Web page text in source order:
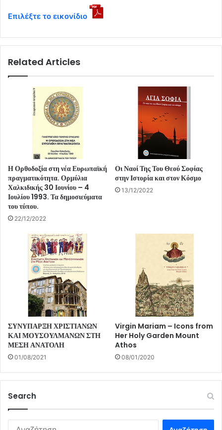
Επιλέξτε το εικονίδιο
Related Articles
Η Ορθοδοξία στη νέα Ευρωπαϊκή
πραγματικότητα. Ορμύλια
Χαλκιδικής 30 Ιουνίου – 4
Ιουλίου 1993. Τα δημοσιεύματα
του τύπου.
22/12/2022
Οι Ναοί Της Του Θεού Σοφίας
στην Ιστορία και στον Κόσμο
13/12/2022
ΣΥΝΥΠΑΡΞΗ ΧΡΙΣΤΙΑΝΩΝ
ΚΑΙ ΜΟΥΣΟΥΛΜΑΝΩΝ ΣΤΗ
ΜΕΣΗ ΑΝΑΤΟΛΗ
01/08/2021
Virgin Mariam – Icons from
Her Holy Garden Mount
Athos
08/01/2020
Search